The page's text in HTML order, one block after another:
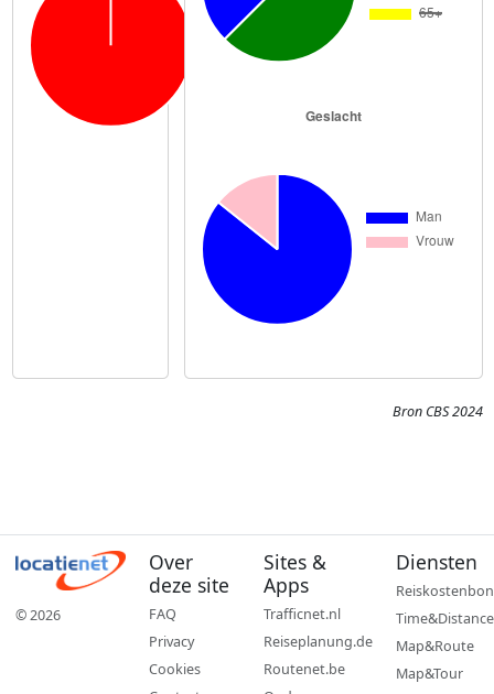
Bron CBS 2024
© 2026
Over
deze site
FAQ
Privacy
Cookies
Sites &
Apps
Trafficnet.nl
Reiseplanung.de
Routenet.be
Diensten
Reiskostenbon
Time&Distance
Map&Route
Map&Tour